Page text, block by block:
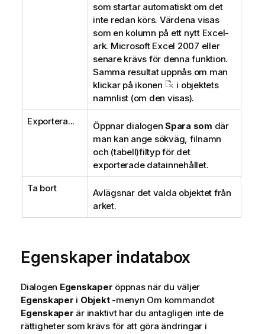
som startar automatiskt om det
inte redan körs. Värdena visas
som en kolumn på ett nytt Excel-
ark. Microsoft Excel 2007 eller
senare krävs för denna funktion.
Samma resultat uppnås om man
klickar på ikonen
i objektets
namnlist (om den visas).
Exportera... Öppnar dialogen Spara som där
man kan ange sökväg, filnamn
och (tabell)filtyp för det
exporterade datainnehållet.
Ta bort
Avlägsnar det valda objektet från
arket.
Egenskaper indatabox
Dialogen Egenskaper öppnas när du väljer
Egenskaper i Objekt-menyn Om kommandot
Egenskaper är inaktivt har du antagligen inte de
rättigheter som krävs för att göra ändringar i